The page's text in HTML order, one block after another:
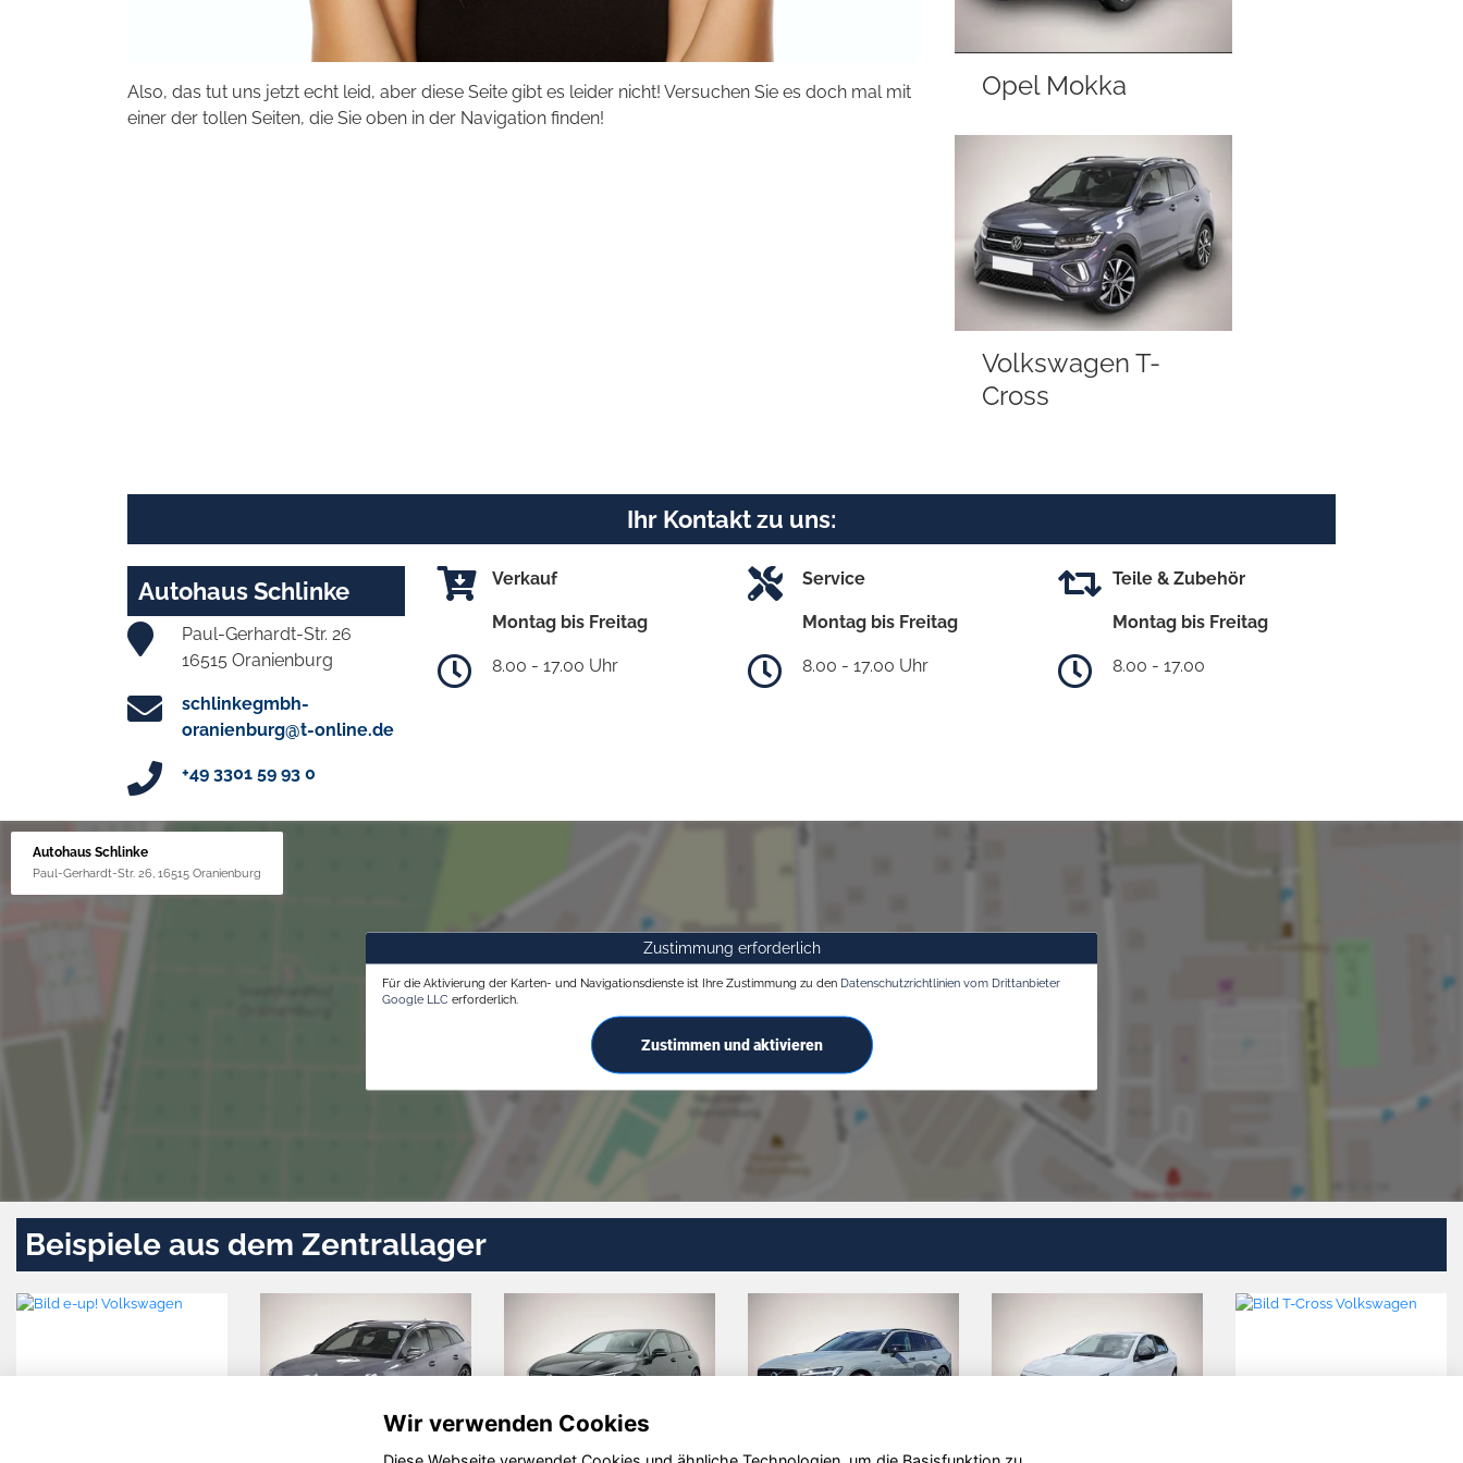
Also, das tut uns jetzt echt leid, aber diese Seite gibt es leider nicht! Versuchen Sie es doch mal mit
einer der tollen Seiten, die Sie oben in der Navigation finden!
Opel Mokka
Volkswagen T-
Cross
Ihr Kontakt zu uns:
Autohaus Schlinke
Paul-Gerhardt-Str. 26
16515 Oranienburg
schlinkegmbh-
oranienburg@t-online.de
+49 3301 59 93 0
Verkauf
Montag bis Freitag
8.00 - 17.00 Uhr
Service
Montag bis Freitag
8.00 - 17.00 Uhr
Teile & Zubehör
Montag bis Freitag
8.00 - 17.00
Autohaus Schlinke
Paul-Gerhardt-Str. 26, 16515 Oranienburg
Zustimmung erforderlich
Für die Aktivierung der Karten- und Navigationsdienste ist Ihre Zustimmung zu den Datenschutzrichtlinien vom Drittanbieter
Google LLC erforderlich.
Zustimmen und aktivieren
Beispiele aus dem Zentrallager
Wir verwenden Cookies